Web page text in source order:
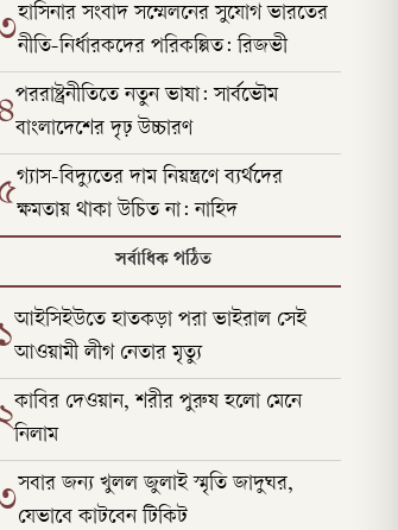
হাসিনার সংবাদ সম্মেলনের সুযোগ ভারতের
নীতি-নির্ধারকদের পরিকল্পিত: রিজভী
পররাষ্ট্রনীতিতে নতুন ভাষা: সার্বভৌম
বাংলাদেশের দৃঢ় উচ্চারণ
গ্যাস-বিদ্যুতের দাম নিয়ন্ত্রণে ব্যর্থদের
ক্ষমতায় থাকা উচিত না: নাহিদ
সর্বাধিক পঠিত
আইসিইউতে হাতকড়া পরা ভাইরাল সেই
আওয়ামী লীগ নেতার মৃত্যু
কাবির দেওয়ান, শরীর পুরুষ হলো মেনে
নিলাম
সবার জন্য খুলল জুলাই স্মৃতি জাদুঘর,
যেভাবে কাটবেন টিকিট